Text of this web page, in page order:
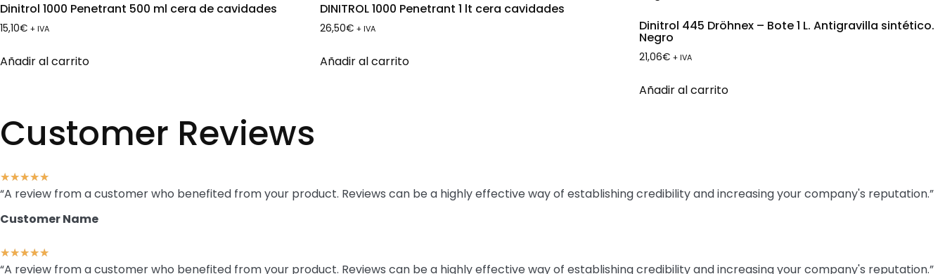
Dinitrol 1000 Penetrant 500 ml cera de cavidades
15,10€ + IVA
Añadir al carrito
DINITROL 1000 Penetrant 1 lt cera cavidades
26,50€ + IVA
Añadir al carrito
Dinitrol 445 Dröhnex – Bote 1 L. Antigravilla sintético.
Negro
21,06€ + IVA
Añadir al carrito
Customer Reviews
★★★★★
“A review from a customer who benefited from your product. Reviews can be a highly effective way of establishing credibility and increasing your company's reputation.”
Customer Name
★★★★★
“A review from a customer who benefited from your product. Reviews can be a highly effective way of establishing credibility and increasing your company's reputation.”